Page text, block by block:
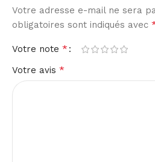
Votre adresse e-mail ne sera
obligatoires sont indiqués avec
Votre note *
Votre avis *